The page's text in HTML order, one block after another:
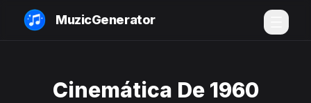
MuzicGenerator
Cinemática De 1960